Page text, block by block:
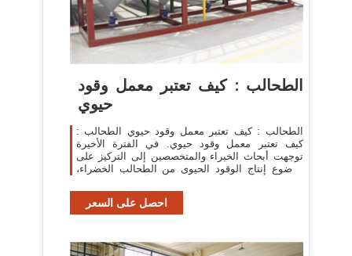
الطحالب : كيف تعتبر معمل وقود
حيوي
الطحالب : كيف تعتبر معمل وقود حيوي الطحالب :
كيف تعتبر معمل وقود حيوي. في الفترة الأخيرة
توجهت أبحاث الخبراء والمتخصصين إلى التركيز على
موضوع إنتاج الوقود الحيوى من الطحالب الخضراء،
احصل على السعر